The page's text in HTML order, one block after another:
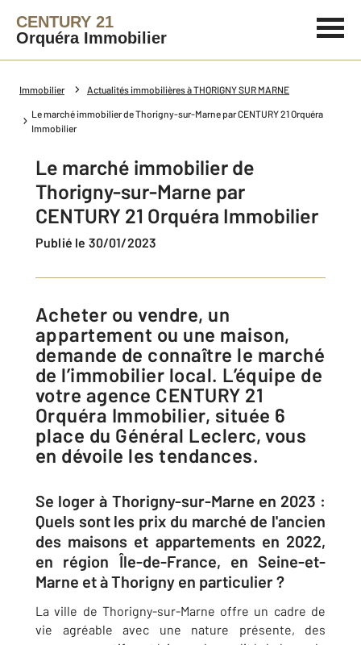
CENTURY 21
Orquéra Immobilier
Immobilier Actualités immobilières à THORIGNY SUR MARNE
Le marché immobilier de Thorigny-sur-Marne par CENTURY 21 Orquéra
Immobilier
Le marché immobilier de
Thorigny-sur-Marne par
CENTURY 21 Orquéra Immobilier
Publié le 30/01/2023
Acheter ou vendre, un
appartement ou une maison,
demande de connaître le marché
de l’immobilier local. L’équipe de
votre agence CENTURY 21
Orquéra Immobilier, située 6
place du Général Leclerc, vous
en dévoile les tendances.
Se loger à Thorigny-sur-Marne en 2023 :
Quels sont les prix du marché de l'ancien
des maisons et appartements en 2022,
en région Île-de-France, en Seine-et-
Marne et à Thorigny en particulier ?
La ville de Thorigny-sur-Marne offre un cadre de
vie agréable avec une nature présente, des